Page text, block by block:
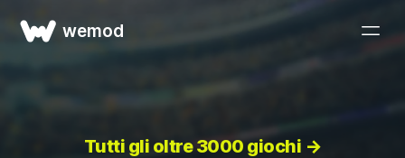
wemod
Tutti gli oltre 3000 giochi →